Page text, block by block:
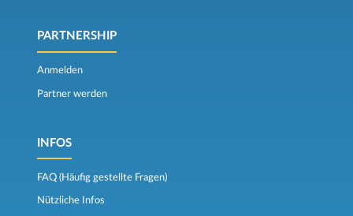
PARTNERSHIP
Anmelden
Partner werden
INFOS
FAQ (Häufig gestellte Fragen)
Nützliche Infos